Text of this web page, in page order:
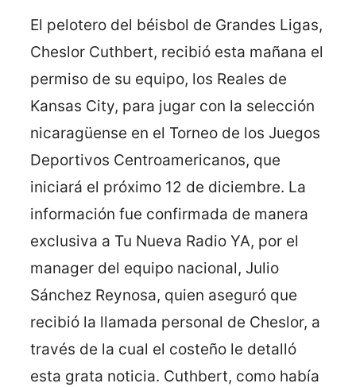
El pelotero del béisbol de Grandes Ligas,
Cheslor Cuthbert, recibió esta mañana el
permiso de su equipo, los Reales de
Kansas City, para jugar con la selección
nicaragüense en el Torneo de los Juegos
Deportivos Centroamericanos, que
iniciará el próximo 12 de diciembre. La
información fue confirmada de manera
exclusiva a Tu Nueva Radio YA, por el
manager del equipo nacional, Julio
Sánchez Reynosa, quien aseguró que
recibió la llamada personal de Cheslor, a
través de la cual el costeño le detalló
esta grata noticia. Cuthbert, como había